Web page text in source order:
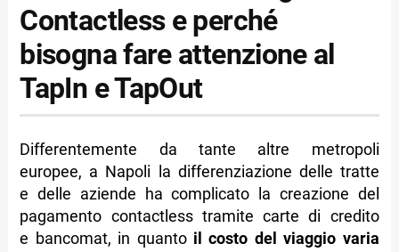
Contactless e perché
bisogna fare attenzione al
TapIn e TapOut
Differentemente da tante altre metropoli
europee, a Napoli la differenziazione delle tratte
e delle aziende ha complicato la creazione del
pagamento contactless tramite carte di credito
e bancomat, in quanto il costo del viaggio varia